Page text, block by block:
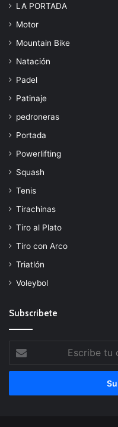
LA PORTADA
Motor
Mountain Bike
Natación
Padel
Patinaje
pedroneras
Portada
Powerlifting
Squash
Tenis
Tirachinas
Tiro al Plato
Tiro con Arco
Triatlón
Voleybol
Subscribete
tu
correo